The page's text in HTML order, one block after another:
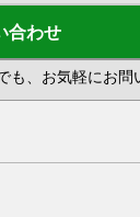
合わせ
、お気軽にお問